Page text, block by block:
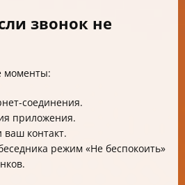
звонок не
моменты:
соединения.
приложения.
ваш контакт.
режим «Не беспокоить»